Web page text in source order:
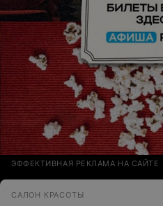
ЭФФЕКТИВНАЯ РЕКЛАМА НА САЙТЕ
САЛОН КРАСОТЫ